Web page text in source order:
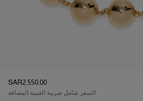
السعر:
SAR‌2,550.00
السعر شامل ضريبة القيمة المضافة